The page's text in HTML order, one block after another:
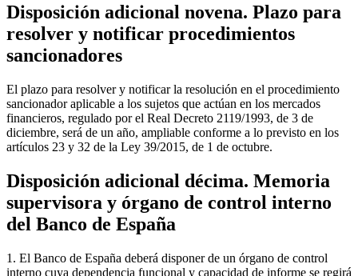
Disposición adicional novena. Plazo para
resolver y notificar procedimientos
sancionadores
El plazo para resolver y notificar la resolución en el procedimiento
sancionador aplicable a los sujetos que actúan en los mercados
financieros, regulado por el Real Decreto 2119/1993, de 3 de
diciembre, será de un año, ampliable conforme a lo previsto en los
artículos 23 y 32 de la Ley 39/2015, de 1 de octubre.
Disposición adicional décima. Memoria
supervisora y órgano de control interno
del Banco de España
1. El Banco de España deberá disponer de un órgano de control
interno cuya dependencia funcional y capacidad de informe se regirá